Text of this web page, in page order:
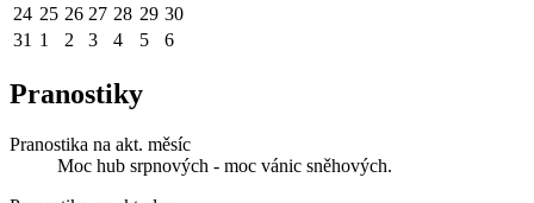
24 25 26 27 28 29 30
31 1 2 3 4 5 6
Pranostiky
Pranostika na akt. měsíc
Moc hub srpnových - moc vánic sněhových.